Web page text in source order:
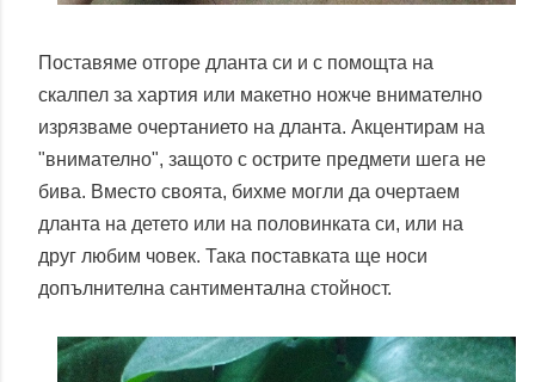
Поставяме отгоре дланта си и с помощта на
скалпел за хартия или макетно ножче внимателно
изрязваме очертанието на дланта. Акцентирам на
"внимателно", защото с острите предмети шега не
бива. Вместо своята, бихме могли да очертаем
дланта на детето или на половинката си, или на
друг любим човек. Така поставката ще носи
допълнителна сантиментална стойност.